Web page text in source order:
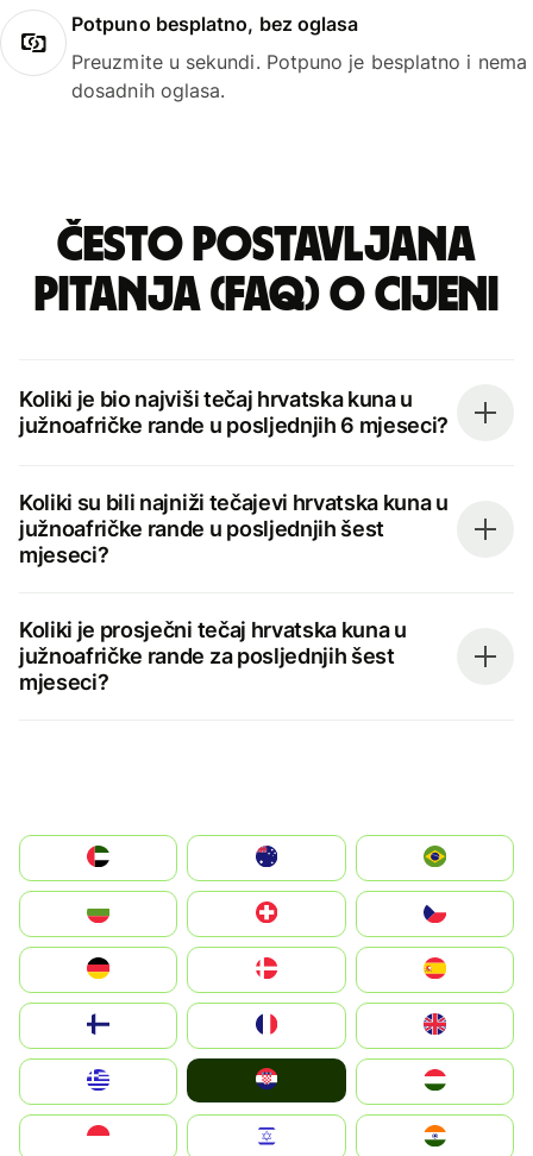
Potpuno besplatno, bez oglasa
Preuzmite u sekundi. Potpuno je besplatno i nema
dosadnih oglasa.
Često postavljana
pitanja (FAQ) o cijeni
Koliki je bio najviši tečaj hrvatska kuna u
južnoafričke rande u posljednjih 6 mjeseci?
Koliki su bili najniži tečajevi hrvatska kuna u
južnoafričke rande u posljednjih šest
mjeseci?
Koliki je prosječni tečaj hrvatska kuna u
južnoafričke rande za posljednjih šest
mjeseci?
الإمارات العربية المتحدة
Switzerland
Deutschland
United Kingdom
Magyarország